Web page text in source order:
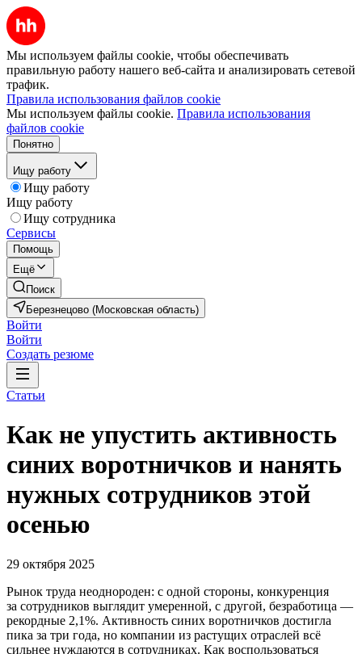
Мы используем файлы cookie, чтобы обеспечивать
правильную работу нашего веб-сайта и анализировать сетевой
трафик.
Правила использования файлов cookie
Мы используем файлы cookie. Правила использования
файлов cookie
Понятно
Ищу работу
Ищу работу
Ищу работу
Ищу сотрудника
Сервисы
Помощь
Ещё
Поиск
Березнецово (Московская область)
Войти
Войти
Создать резюме
Статьи
Как не упустить активность
синих воротничков и нанять
нужных сотрудников этой
осенью
29 октября 2025
Рынок труда неоднороден: с одной стороны, конкуренция
за сотрудников выглядит умеренной, c другой, безработица —
рекордные 2,1%. Активность синих воротничков достигла
пика за три года, но компании из растущих отраслей всё
сильнее нуждаются в сотрудниках. Как воспользоваться